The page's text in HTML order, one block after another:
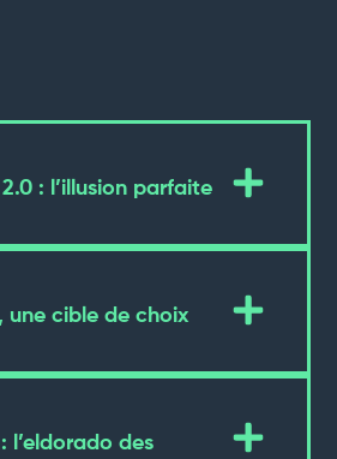
: l’illusion parfaite
une cible de choix
l’eldorado des